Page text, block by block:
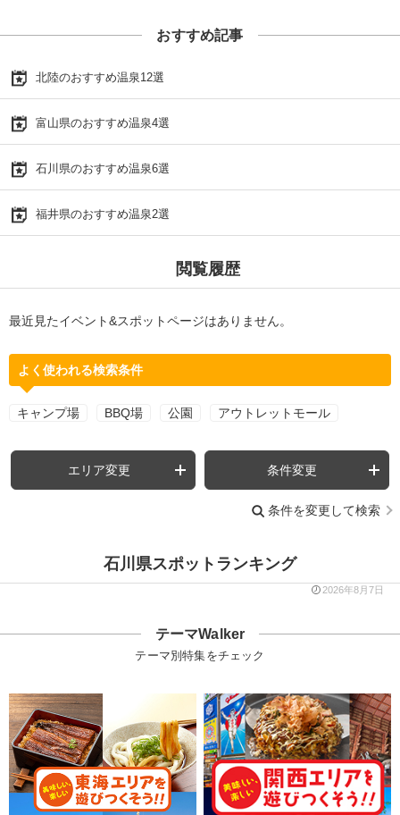
おすすめ記事
北陸のおすすめ温泉12選
富山県のおすすめ温泉4選
石川県のおすすめ温泉6選
福井県のおすすめ温泉2選
閲覧履歴
最近見たイベント&スポットページはありません。
よく使われる検索条件
キャンプ場 BBQ場 公園 アウトレットモール
エリア変更 条件変更
条件を変更して検索
石川県スポットランキング
2026年8月7日
テーマWalker
テーマ別特集をチェック